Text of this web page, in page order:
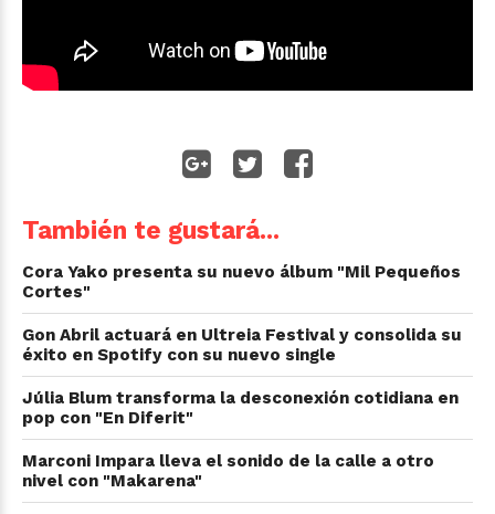
También te gustará...
Cora Yako presenta su nuevo álbum "Mil Pequeños
Cortes"
Gon Abril actuará en Ultreia Festival y consolida su
éxito en Spotify con su nuevo single
Júlia Blum transforma la desconexión cotidiana en
pop con "En Diferit"
Marconi Impara lleva el sonido de la calle a otro
nivel con "Makarena"